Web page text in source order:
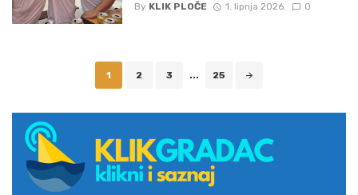
By KLIK PLOČE 1. lipnja 2026. 0
1 2 3 ... 25